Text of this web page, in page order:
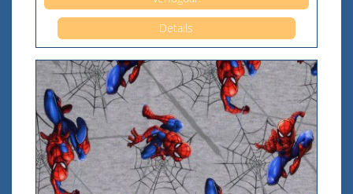
Details